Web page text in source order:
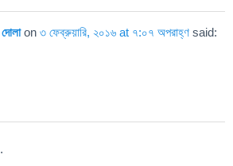
দোলাon ৩ ফেব্রুয়ারি, ২০১৬ at ৭:০৭ অপরাহ্ণ said: